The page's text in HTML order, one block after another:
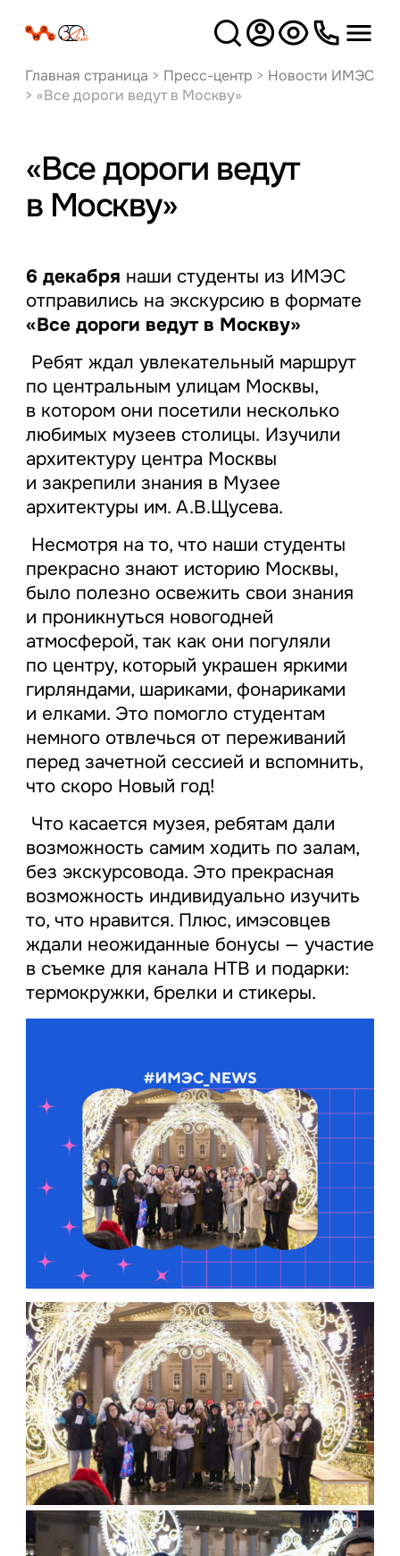
Версия
для слабовидящих
Главная страница > Пресс-центр > Новости ИМЭС
> «Все дороги ведут в Москву»
«Все дороги ведут
в Москву»
6 декабря наши студенты из ИМЭС
отправились на экскурсию в формате
«Все дороги ведут в Москву»
Ребят ждал увлекательный маршрут
по центральным улицам Москвы,
в котором они посетили несколько
любимых музеев столицы. Изучили
архитектуру центра Москвы
и закрепили знания в Музее
архитектуры им. А.В.Щусева.
Несмотря на то, что наши студенты
прекрасно знают историю Москвы,
было полезно освежить свои знания
и проникнуться новогодней
атмосферой, так как они погуляли
по центру, который украшен яркими
гирляндами, шариками, фонариками
и елками. Это помогло студентам
немного отвлечься от переживаний
перед зачетной сессией и вспомнить,
что скоро Новый год!
Что касается музея, ребятам дали
возможность самим ходить по залам,
без экскурсовода. Это прекрасная
возможность индивидуально изучить
то, что нравится. Плюс, имэсовцев
ждали неожиданные бонусы — участие
в съемке для канала НТВ и подарки:
термокружки, брелки и стикеры.